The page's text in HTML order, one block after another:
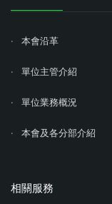
本會沿革
單位主管介紹
單位業務概況
本會及各分部介紹
相關服務